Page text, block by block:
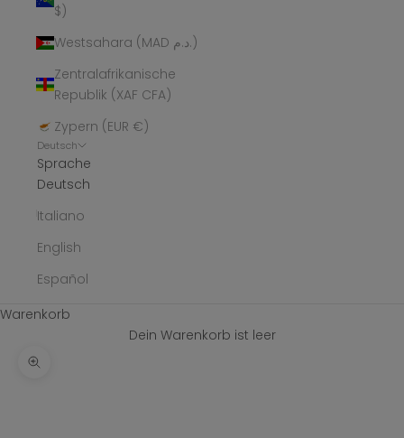
$)
Westsahara (MAD د.م.)
Zentralafrikanische
Republik (XAF CFA)
Zypern (EUR €)
Deutsch
Sprache
Deutsch
Italiano
English
Español
Warenkorb
Dein Warenkorb ist leer
Bild vergrößern